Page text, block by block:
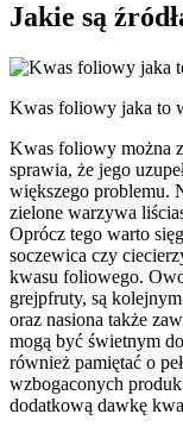
Jakie są
Kwas foliowy jaka to
Kwas foliowy można
sprawia, że jego
większego problemu.
zielone warzywa
Oprócz tego warto
soczewica czy
kwasu foliowego.
grejpfruty, są
oraz nasiona także
mogą być świetnym
również pamiętać o
wzbogaconych
dodatkową dawkę